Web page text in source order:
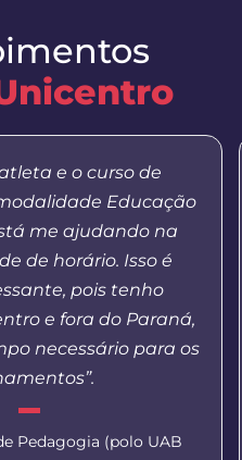
e o curso de
Educação
me ajudando na
de horário. Isso é
pois tenho
e fora do Paraná,
necessário para os
Pedagogia (polo UAB